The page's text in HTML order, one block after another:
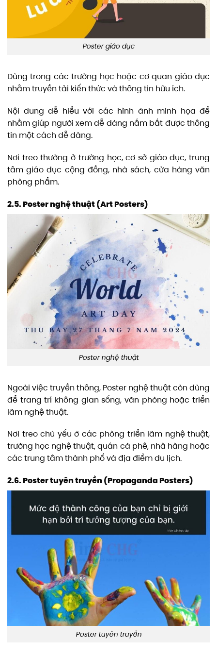
Poster giáo dục
Dùng trong các trường học hoặc cơ quan giáo dục
nhằm truyền tải kiến thức và thông tin hữu ích.
Nội dung dễ hiểu với các hình ảnh minh họa để
nhằm giúp người xem dễ dàng nắm bắt được thông
tin một cách dễ dàng.
Nơi treo thường ở trường học, cơ sở giáo dục, trung
tâm giáo dục cộng đồng, nhà sách, cửa hàng văn
phòng phẩm.
2.5. Poster nghệ thuật (Art Posters)
Poster nghệ thuật
Ngoài việc truyền thông, Poster nghệ thuật còn dùng
để trang trí không gian sống, văn phòng hoặc triển
lãm nghệ thuật.
Nơi treo chủ yếu ở các phòng triển lãm nghệ thuật,
trường học nghệ thuật, quán cà phê, nhà hàng hoặc
các trung tâm thành phố và địa điểm du lịch.
2.6. Poster tuyên truyền (Propaganda Posters)
Poster tuyên truyền